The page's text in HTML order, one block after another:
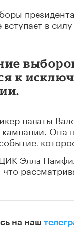
вступает в
к
палаты
Она
Элла
на наш